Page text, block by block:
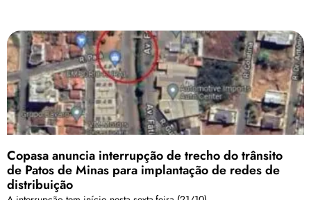
Copasa anuncia interrupção de trecho do trânsito
de Patos de Minas para implantação de redes de
distribuição